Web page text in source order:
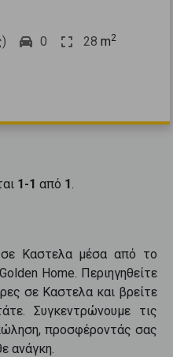
0 28 m2
1-1 από 1
σε Καστελαμέσα από το
Home. Περιηγηθείτε
σε Καστελα και βρείτε
Συγκεντρώνουμε τις
, προσφέροντάς σας
ανάγκη.